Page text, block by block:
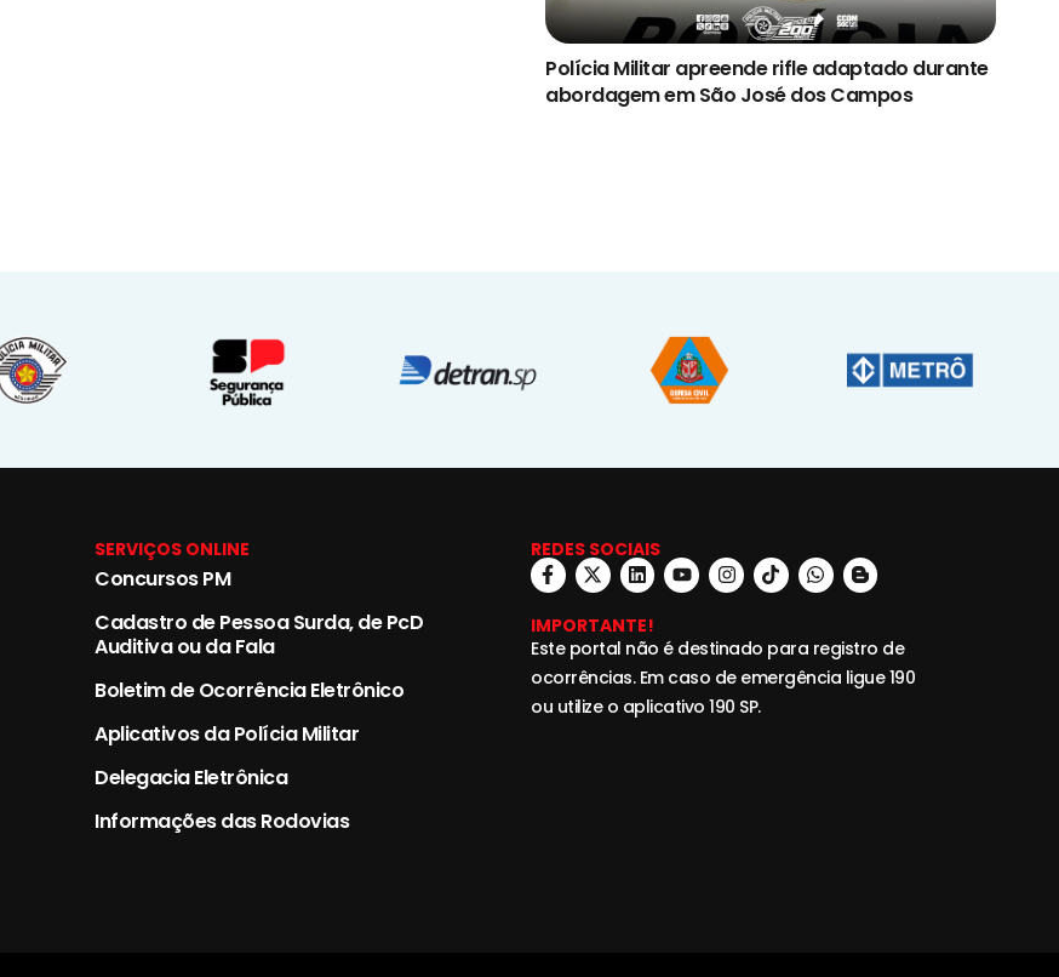
Polícia Militar apreende rifle adaptado durante
abordagem em São José dos Campos
SERVIÇOS ONLINE
Concursos PM
Cadastro de Pessoa Surda, de PcD
Auditiva ou da Fala
Boletim de Ocorrência Eletrônico
Aplicativos da Polícia Militar
Delegacia Eletrônica
Informações das Rodovias
REDES SOCIAIS
IMPORTANTE!
Este portal não é destinado para registro de
ocorrências. Em caso de emergência ligue 190
ou utilize o aplicativo 190 SP.